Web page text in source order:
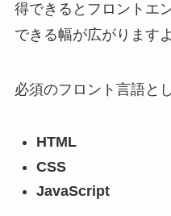
得できるとフロントエ
できる幅が広がりますよ
必須のフロント言語と
HTML
CSS
JavaScript